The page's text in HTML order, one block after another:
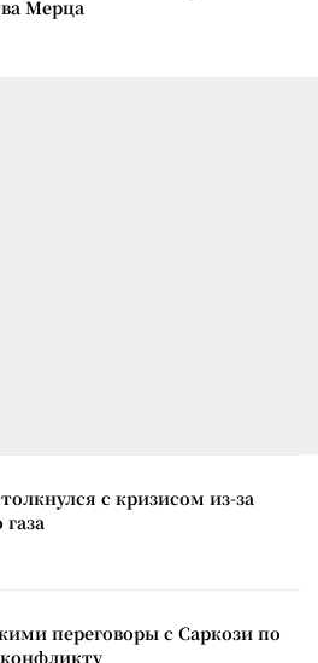
Мерца
с кризисом из-за
переговоры с Саркози по